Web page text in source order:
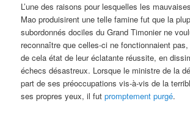
L’une des raisons pour lesquelles les
Mao produisirent une telle famine fut que la
subordonnés dociles du Grand Timonier ne
reconnaître que celles-ci ne fonctionnaient
de cela état de leur éclatante réussite, en
échecs désastreux. Lorsque le ministre de la
part de ses préoccupations vis-à-vis de la
ses propres yeux, il futpromptement purgé.